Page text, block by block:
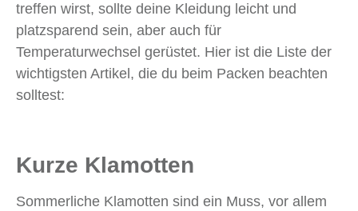
treffen wirst, sollte deine Kleidung leicht und
platzsparend sein, aber auch für
Temperaturwechsel gerüstet. Hier ist die Liste der
wichtigsten Artikel, die du beim Packen beachten
solltest:
Kurze Klamotten
Sommerliche Klamotten sind ein Muss, vor allem